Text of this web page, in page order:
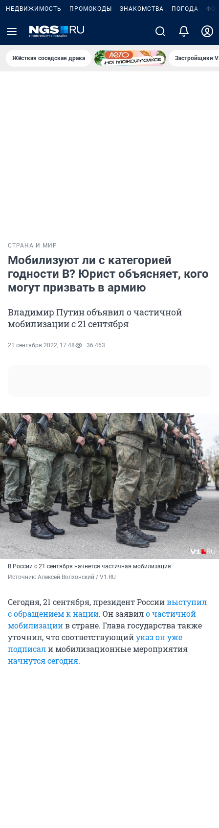
НЕДВИЖИМОСТЬ ПРОМОКОДЫ ЗНАКОМСТВА ПОГОДА
Жёсткая соседская драка Застройщики
СТРАНА И МИР
Мобилизуют ли с категорией
годности В? Юрист объясняет, кого
могут призвать в армию
Владимир Путин объявил о частичной
мобилизации с 21 сентября
21 сентября 2022, 17:48 36 463
В России с 21 сентября начнется частичная мобилизация
Источник: Алексей Волхонский / V1.RU
Сегодня, 21 сентября, президент Россиивыступил
с обращением к нации. Он заявило частичной
мобилизациив стране. Глава государства также
уточнил, что соответствующийуказ он уже
подписали мобилизационные мероприятия
начнутся сегодня.